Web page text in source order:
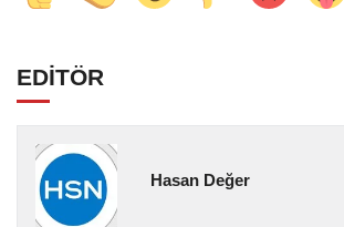
EDİTÖR
Hasan Değer